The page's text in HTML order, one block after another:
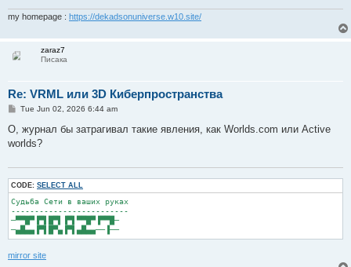
my homepage : https://dekadsonuniverse.w10.site/
zaraz7
Писака
Re: VRML или 3D Киберпространства
P
t
Tue Jun 02, 2026 6:44 am
О, журнал бы затрагивал такие явления, как Worlds.com или Active
worlds?
CODE: SELECT ALL
Судьба Сети в ваших руках
-------------------------
─▀▀█▀▐▀▌█▀▌▐▀▌▀▀█▀▐▀▀█─
mirror site